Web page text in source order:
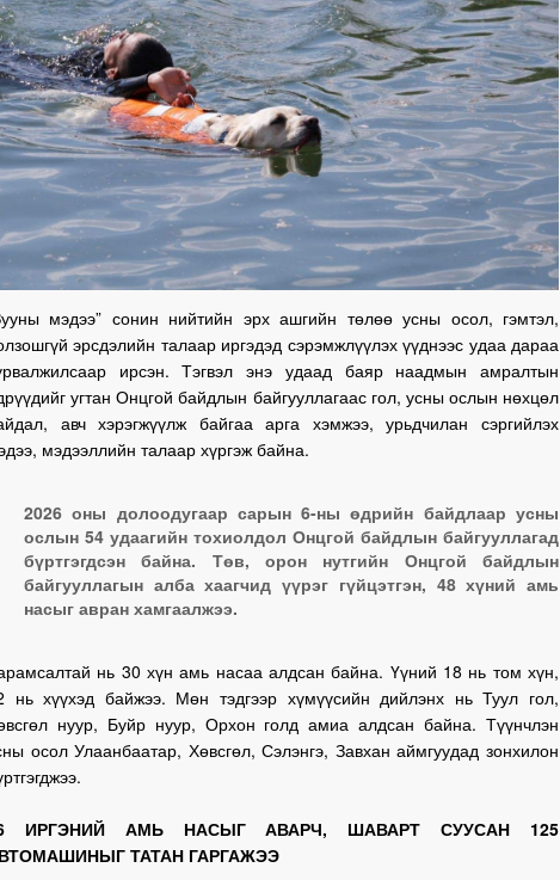
мэдээ” сонин нийтийн эрх ашгийн төлөө усны осол, гэмтэл,
эрсдэлийн талаар иргэдэд сэрэмжлүүлэх үүднээс удаа дараа
ирсэн. Тэгвэл энэ удаад баяр наадмын амралтын
угтан Онцгой байдлын байгууллагаас гол, усны ослын нөхцөл
авч хэрэгжүүлж байгаа арга хэмжээ, урьдчилан сэргийлэх
мэдээллийн талаар хүргэж байна.
2026 оны долоодугаар сарын 6-ны өдрийн байдлаар усны
ослын 54 удаагийн тохиолдол Онцгой байдлын байгууллагад
бүртгэгдсэн байна. Төв, орон нутгийн Онцгой байдлын
байгууллагын алба хаагчид үүрэг гүйцэтгэн, 48 хүний амь
насыг авран хамгаалжээ.
нь 30 хүн амь насаа алдсан байна. Үүний 18 нь том хүн,
нь хүүхэд байжээ. Мөн тэдгээр хүмүүсийн дийлэнх нь Туул гол,
нуур, Буйр нуур, Орхон голд амиа алдсан байна. Түүнчлэн
осол Улаанбаатар, Хөвсгөл, Сэлэнгэ, Завхан аймгуудад зонхилон
ИРГЭНИЙ АМЬ НАСЫГ АВАРЧ, ШАВАРТ СУУСАН 125
ТАТАН ГАРГАЖЭЭ